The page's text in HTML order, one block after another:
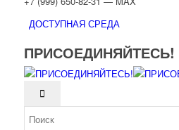
ДОСТУПНАЯ СРЕДА
ПРИСОЕДИНЯЙТЕСЬ!